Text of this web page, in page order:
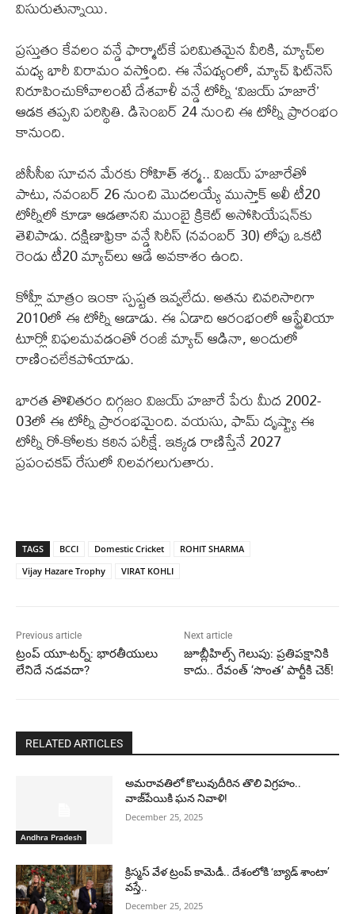
విసురుతున్నాయి.
ప్రస్తుతం కేవలం వన్డే ఫార్మాట్‌కే పరిమితమైన వీరికి, మ్యాచ్‌ల
మధ్య భారీ విరామం వస్తోంది. ఈ నేపథ్యంలో, మ్యాచ్ ఫిట్‌నెస్
నిరూపించుకోవాలంటే దేశవాళీ వన్డే టోర్నీ ‘విజయ్ హజారే’
ఆడక తప్పని పరిస్థితి. డిసెంబర్ 24 నుంచి ఈ టోర్నీ ప్రారంభం
కానుంది.
బీసీసీఐ సూచన మేరకు రోహిత్ శర్మ.. విజయ్ హజారేతో
పాటు, నవంబర్ 26 నుంచి మొదలయ్యే ముస్తాక్ అలీ టీ20
టోర్నీలో కూడా ఆడతానని ముంబై క్రికెట్ అసోసియేషన్‌కు
తెలిపాడు. దక్షిణాఫ్రికా వన్డే సిరీస్ (నవంబర్ 30) లోపు ఒకటి
రెండు టీ20 మ్యాచ్‌లు ఆడే అవకాశం ఉంది.
కోహ్లీ మాత్రం ఇంకా స్పష్టత ఇవ్వలేదు. అతను చివరిసారిగా
2010లో ఈ టోర్నీ ఆడాడు. ఈ ఏడాది ఆరంభంలో ఆస్ట్రేలియా
టూర్లో విఫలమవడంతో రంజీ మ్యాచ్ ఆడినా, అందులో
రాణించలేకపోయాడు.
భారత తొలితరం దిగ్గజం విజయ్ హజారే పేరు మీద 2002-
03లో ఈ టోర్నీ ప్రారంభమైంది. వయసు, ఫామ్ దృష్ట్యా ఈ
టోర్నీ రో-కోలకు కఠిన పరీక్షే. ఇక్కడ రాణిస్తేనే 2027
ప్రపంచకప్ రేసులో నిలవగలుగుతారు.
TAGS BCCI Domestic Cricket
ROHIT SHARMA
Vijay Hazare Trophy
VIRAT KOHLI
Previous article
ట్రంప్ యూ-టర్న్: భారతీయులు
లేనిదే నడవదా?
Next article
జూబ్లీహిల్స్ గెలుపు: ప్రతిపక్షానికి
కాదు.. రేవంత్ ‘సొంత’ పార్టీకి చెక్!
RELATED ARTICLES
Andhra Pradesh
అమరావతిలో కొలువుదీరిన తొలి విగ్రహం..
వాజ్‌పేయికి ఘన నివాళి!
December 25, 2025
క్రిస్మస్ వేళ ట్రంప్ కామెడీ.. దేశంలోకి ‘బ్యాడ్ శాంటా’
వస్తే..
December 25, 2025